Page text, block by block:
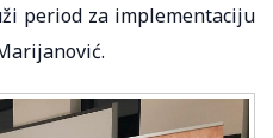
period za implementaciju